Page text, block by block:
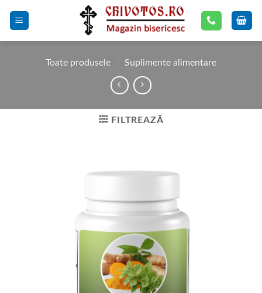
Toate produsele / Suplimente alimentare
FILTREAZĂ